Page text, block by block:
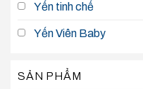
Yến tinh chế
Yến Viên Baby
SẢN PHẨM